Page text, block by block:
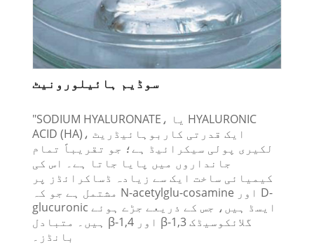
سوڈیم ہائیلورونیٹ
"SODIUM HYALURONATE، یا HYALURONIC
ACID (HA)، ایک قدرتی کاربوہائیڈریٹ
لکیری پولی سیکرائیڈ ہے؛ جو تقریباً تمام
جانداروں میں پایا جاتا ہے۔ اس کی
کیمیائی ساخت ایک سے زیادہ ڈساکرائڈز پر
مشتمل ہے جو کہ N-acetylglu-cosamine اور D-
glucuronic ایسڈ ہیں، جس کے ذریعے جڑے ہوئے
ہیں۔ متبادل β-1,4 اور β-1,3 گلائکوسیڈک
بانڈز۔